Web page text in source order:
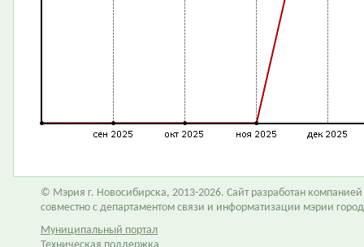
© Мэрия г. Новосибирска, 2013-2026. Сайт разработан компанией
совместно с департаментом связи и информатизации мэрии
Муниципальный портал